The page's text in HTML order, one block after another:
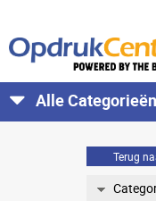
Alle Categorieën
Terug